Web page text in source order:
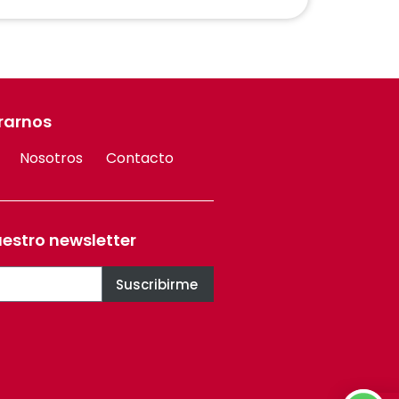
Nosotros Contacto
newsletter
Suscribirme